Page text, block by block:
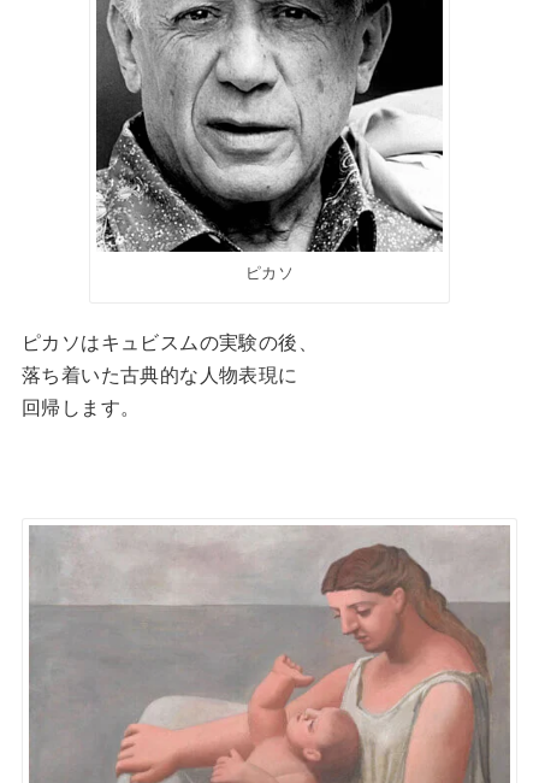
ピカソ
ピカソはキュビスムの実験の後、
落ち着いた古典的な人物表現に
回帰します。